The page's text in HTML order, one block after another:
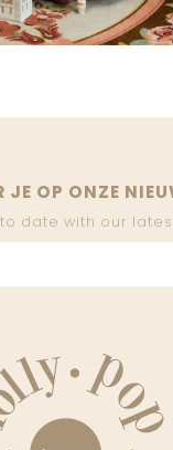
JE OP ONZE
date with our